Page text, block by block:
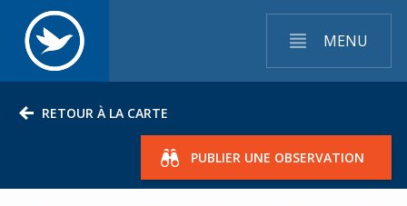
MENU
RETOUR À LA CARTE
PUBLIER UNE OBSERVATION